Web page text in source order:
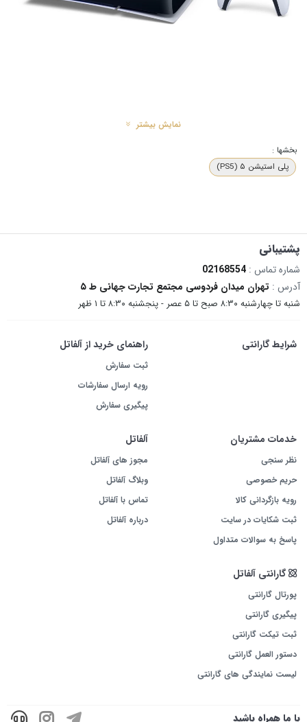
مشخصات سخت‌افزاری و قابلیت‌ها
PlayStation 5 Slim Digital Edition
پردازنده گرافیکی با توان
گرافیک فوق‌العاده و تجربه بازی واقع‌گرایانه‌تر می‌شود. پشتیبانی از فناوری رهگیری پرتو
(Ray Tracing) نیز یک تحول بزرگ در دنیای بازی‌های ویدئویی ایجاد کرده که به
خصوص در عناوین اکشن و ماجراجویی، جلوه‌های بصری شگفت‌انگیزی را ارائه می‌دهد.
بازی‌ها، محتواهای دیجیتال و افزودنی‌های آن‌ها را به راحتی فراهم می‌کند. این کنسول
فناوری‌های به‌روز مانند Wi-Fi 6 و بلوتوث 5.1 برای ارتباطات سریع و پایدار استفاده
نمایش بیشتر
بخشها :
پلی استیشن ۵ (PS5)
پشتیبانی
شماره تماس : 02168554
آدرس : تهران میدان فردوسی مجتمع تجارت جهانی ط ۵
شنبه تا چهارشنبه ۸:۳۰ صبح تا ۵ عصر - پنجشنبه ۸:۳۰ تا ۱ ظهر
شرایط گارانتی راهنمای خرید از آلفاتل
ثبت سفارش
رویه ارسال سفارشات
پیگیری سفارش
خدمات مشتریان
نظر سنجی
حریم خصوصی
رویه بازگردانی کالا
ثبت شکایات در سایت
پاسخ به سوالات متداول
آلفاتل
مجوز های آلفاتل
وبلاگ آلفاتل
تماس با آلفاتل
درباره آلفاتل
گارانتی آلفاتل
پورتال گارانتی
پیگیری گارانتی
ثبت تیکت گارانتی
دستور العمل گارانتی
لیست نمایندگی های گارانتی
با ما همراه باشید